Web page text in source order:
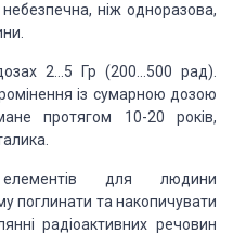
ніж одноразова,
2…5 Гр (200…500 рад).
із сумарною дозою
протягом 10-20 років,
елементів для людини
поглинати та накопичувати
радіоактивних речовин